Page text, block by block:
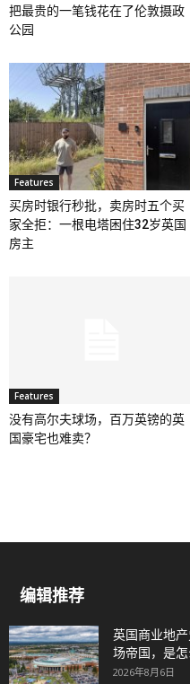
把最贵的一笔钱花在了伦敦摄政
公园
Features
买房时银行秒批，卖房时五个买
家全拒：一根电塔困住32岁英国
房主
Features
没有高尔夫球场，百万英镑的英
国豪宅也难卖？
编辑推荐
英国商业地
场帝国，是怎
2026年8月6日